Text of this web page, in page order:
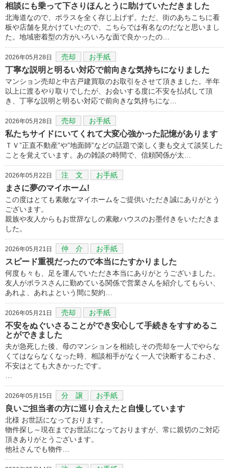
相談にも乗って下さりほんとうに助けていただきました
北海道なので、ポラスを全く存じ上げず。ただ、街のあちこちに看
板や店舗を見かけていたので、こちらでは有名なのだなと思いまし
た。地域密着型の方がいろいろな面で良かったの…
2026年05月28日 売却 お手紙
丁寧な説明と明るい対応で前向きな気持ちになりました
マンション売却と中古戸建買取のお取引をさせて頂きました。半年
以上に渡るやり取りでしたが、お会いする度に不安を払拭して頂
き、丁寧な説明と明るい対応で前向きな気持ちにな…
2026年05月28日 売却 お手紙
私たちサイドにいてくれて大変心強かった記憶があります
ＴＶ”正直不動産”や”地面師”などの話題で楽しく妻も交えて談笑した
ことを覚えています。あの雑談の時間で、信頼関係が太…
2026年05月22日 注 文 お手紙
まさに夢のマイホーム!
この度はとても素敵なマイホームをご提供いただき誠にありがとう
ございます。
親族や友人からもお世辞なしの素敵ハウスのお墨付きをいただきま
した。
2026年05月21日 仲 介 お手紙
スピード重視だったので本当にたすかりました
何度も々も、足を運んでいただき本当にありがとうございました。
友人がポラスさんに勤めている関係で営業さんを紹介してもらい、
あれよ、あれよという間に契約…
2026年05月21日 売却 お手紙
不安をぬぐいさることができ安心して手続きをすすめるこ
とができました
夫が急死した後、母のマンションを相続しその売却を一人でやらな
くてはならなくなった時、相談相手がなく一人で決断するこわさ、
不安はとても大きかったです。
2026年05月15日 分 譲 お手紙
良いご担当者の方に巡り合えたと自慢しています
北様 お世話になっております。
物件探し～現在までお世話になっておりますが、常に親切のご対応
頂きありがとうございます。
他社さんでも物件…